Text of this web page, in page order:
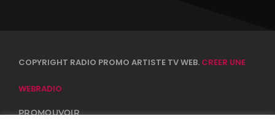
COPYRIGHT RADIO PROMO ARTISTE TV WEB. CREER UNE
WEBRADIO
PROMOUVOIR